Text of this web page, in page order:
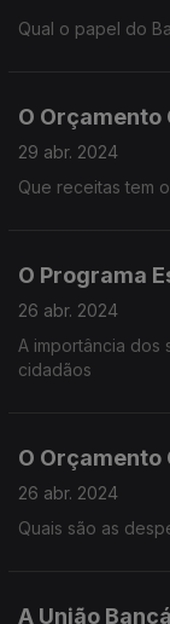
Qual o papel do
O
29 abr. 2024
Que receitas tem
O Programa
26 abr. 2024
A importância dos
cidadãos
O Orçamento
26 abr. 2024
Quais são as
A União